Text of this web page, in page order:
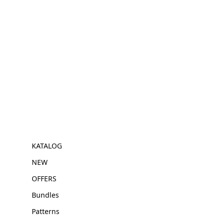
KATALOG
NEW
OFFERS
Bundles
Patterns